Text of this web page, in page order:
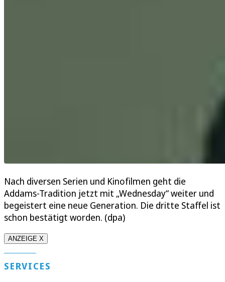
Nach diversen Serien und Kinofilmen geht die
Addams-Tradition jetzt mit „Wednesday“ weiter und
begeistert eine neue Generation. Die dritte Staffel ist
schon bestätigt worden. (dpa)
ANZEIGE X
SERVICES